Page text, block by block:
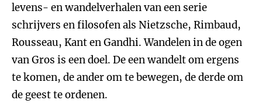
levens- en wandelverhalen van een serie
schrijvers en filosofen als Nietzsche, Rimbaud,
Rousseau, Kant en Gandhi. Wandelen in de ogen
van Gros is een doel. De een wandelt om ergens
te komen, de ander om te bewegen, de derde om
de geest te ordenen.